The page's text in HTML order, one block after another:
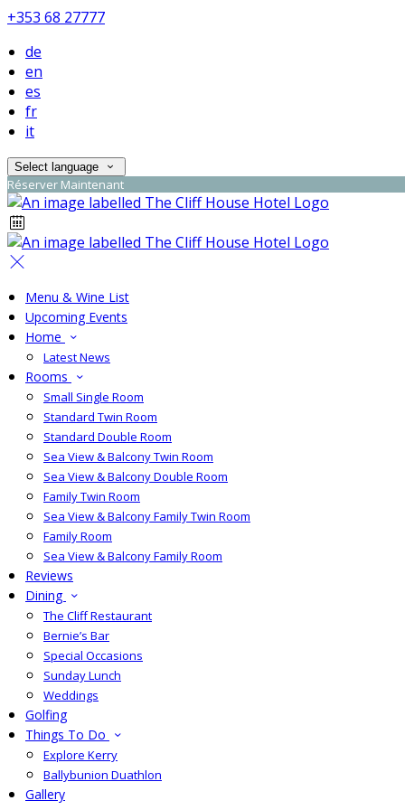
+353 68 27777
de
en
es
fr
it
Select language
Réserver Maintenant
Menu & Wine List
Upcoming Events
Home
Latest News
Rooms
Small Single Room
Standard Twin Room
Standard Double Room
Sea View & Balcony Twin Room
Sea View & Balcony Double Room
Family Twin Room
Sea View & Balcony Family Twin Room
Family Room
Sea View & Balcony Family Room
Reviews
Dining
The Cliff Restaurant
Bernie’s Bar
Special Occasions
Sunday Lunch
Weddings
Golfing
Things To Do
Explore Kerry
Ballybunion Duathlon
Gallery